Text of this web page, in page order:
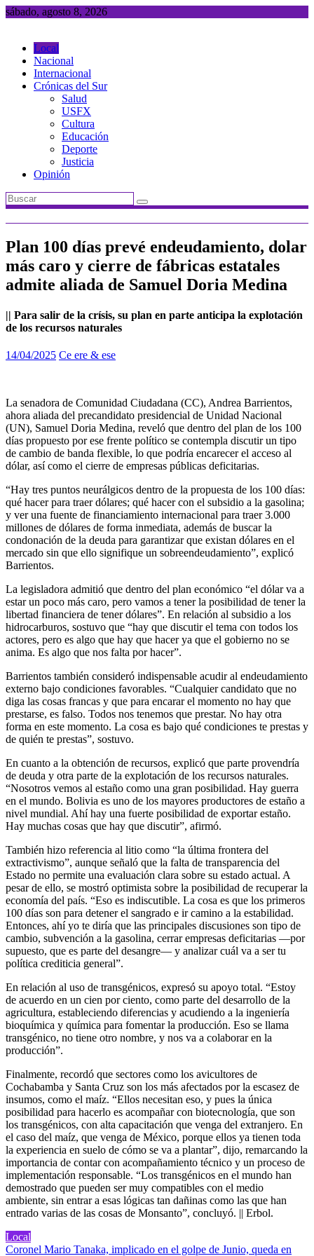
Saltar
sábado, agosto 8, 2026
Local
Nacional
Internacional
Crónicas del Sur
Salud
USFX
Cultura
Educación
Deporte
Justicia
Opinión
Plan 100 días prevé endeudamiento, dolar
más caro y cierre de fábricas estatales
admite aliada de Samuel Doria Medina
|| Para salir de la crísis, su plan en parte anticipa la explotación
de los recursos naturales
14/04/2025 Ce ere & ese
La senadora de Comunidad Ciudadana (CC), Andrea Barrientos,
ahora aliada del precandidato presidencial de Unidad Nacional
(UN), Samuel Doria Medina, reveló que dentro del plan de los 100
días propuesto por ese frente político se contempla discutir un tipo
de cambio de banda flexible, lo que podría encarecer el acceso al
dólar, así como el cierre de empresas públicas deficitarias.
“Hay tres puntos neurálgicos dentro de la propuesta de los 100 días:
qué hacer para traer dólares; qué hacer con el subsidio a la gasolina;
y ver una fuente de financiamiento internacional para traer 3.000
millones de dólares de forma inmediata, además de buscar la
condonación de la deuda para garantizar que existan dólares en el
mercado sin que ello signifique un sobreendeudamiento”, explicó
Barrientos.
La legisladora admitió que dentro del plan económico “el dólar va a
estar un poco más caro, pero vamos a tener la posibilidad de tener la
libertad financiera de tener dólares”. En relación al subsidio a los
hidrocarburos, sostuvo que “hay que discutir el tema con todos los
actores, pero es algo que hay que hacer ya que el gobierno no se
anima. Es algo que nos falta por hacer”.
Barrientos también consideró indispensable acudir al endeudamiento
externo bajo condiciones favorables. “Cualquier candidato que no
diga las cosas francas y que para encarar el momento no hay que
prestarse, es falso. Todos nos tenemos que prestar. No hay otra
forma en este momento. La cosa es bajo qué condiciones te prestas y
de quién te prestas”, sostuvo.
En cuanto a la obtención de recursos, explicó que parte provendría
de deuda y otra parte de la explotación de los recursos naturales.
“Nosotros vemos al estaño como una gran posibilidad. Hay guerra
en el mundo. Bolivia es uno de los mayores productores de estaño a
nivel mundial. Ahí hay una fuerte posibilidad de exportar estaño.
Hay muchas cosas que hay que discutir”, afirmó.
También hizo referencia al litio como “la última frontera del
extractivismo”, aunque señaló que la falta de transparencia del
Estado no permite una evaluación clara sobre su estado actual. A
pesar de ello, se mostró optimista sobre la posibilidad de recuperar la
economía del país. “Eso es indiscutible. La cosa es que los primeros
100 días son para detener el sangrado e ir camino a la estabilidad.
Entonces, ahí yo te diría que las principales discusiones son tipo de
cambio, subvención a la gasolina, cerrar empresas deficitarias —por
supuesto, que es parte del desangre— y analizar cuál va a ser tu
política crediticia general”.
En relación al uso de transgénicos, expresó su apoyo total. “Estoy
de acuerdo en un cien por ciento, como parte del desarrollo de la
agricultura, estableciendo diferencias y acudiendo a la ingeniería
bioquímica y química para fomentar la producción. Eso se llama
transgénico, no tiene otro nombre, y nos va a colaborar en la
producción”.
Finalmente, recordó que sectores como los avicultores de
Cochabamba y Santa Cruz son los más afectados por la escasez de
insumos, como el maíz. “Ellos necesitan eso, y pues la única
posibilidad para hacerlo es acompañar con biotecnología, que son
los transgénicos, con alta capacitación que venga del extranjero. En
el caso del maíz, que venga de México, porque ellos ya tienen toda
la experiencia en suelo de cómo se va a plantar”, dijo, remarcando la
importancia de contar con acompañamiento técnico y un proceso de
implementación responsable. “Los transgénicos en el mundo han
demostrado que pueden ser muy compatibles con el medio
ambiente, sin entrar a esas lógicas tan dañinas como las que han
entrado varias de las cosas de Monsanto”, concluyó. || Erbol.
Local
Navegación
Coronel Mario Tanaka, implicado en el golpe de Junio, queda en